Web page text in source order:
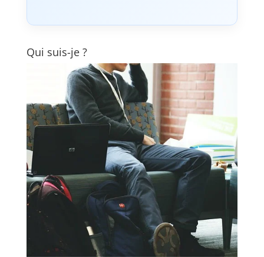
Qui suis-je ?